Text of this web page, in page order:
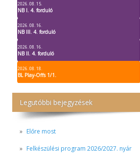
2026. 08. 15.
NB I. 4. forduló
2026. 08. 16.
NB III. 4. forduló
2026. 08. 16.
NB II. 4. forduló
2026. 08. 18.
BL Play-Offs 1/1.
Legutóbbi bejegyzések
Előre most
Felkészülési program 2026/2027. nyár